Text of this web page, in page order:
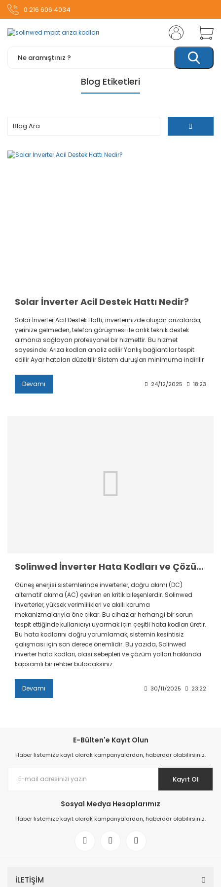
0 216 606 4034
Blog Etiketleri
Solar İnverter Acil Destek Hattı Nedir?
Solar İnverter Acil Destek Hattı; inverterinizde oluşan arızalarda,
yerinize gelmeden, telefon görüşmesi ile anlık teknik destek
almanızı sağlayan profesyonel bir hizmettir. Bu hizmet
sayesinde: Arıza kodları analiz edilir Yanlış bağlantılar tespit
edilir Ayar hataları düzeltilir Sistem duruşları minimuma indirilir
Devamı 24/12/2025 18:23
Solinwed İnverter Hata Kodları ve Çözüm Yolları
Güneş enerjisi sistemlerinde inverterler, doğru akımı (DC)
alternatif akıma (AC) çeviren en kritik bileşenlerdir. Solinwed
inverterler, yüksek verimlilikleri ve akıllı koruma
mekanizmalarıyla öne çıkar. Bu cihazlar herhangi bir sorun
tespit ettiğinde kullanıcıyı uyarmak için çeşitli hata kodları üretir.
Bu hata kodlarını doğru yorumlamak, sistemin kesintisiz
çalışması için son derece önemlidir. Bu yazıda, Solinwed
inverter hata kodları, olası sebepleri ve çözüm yolları hakkında
kapsamlı bir rehber bulacaksınız.
Devamı 30/11/2025 23:22
E-Bülten'e Kayıt Olun
Haber listemize kayıt olarak kampanyalardan, haberdar olabilirsiniz.
Kayıt Ol
Sosyal Medya Hesaplarımız
Haber listemize kayıt olarak kampanyalardan, haberdar olabilirsiniz.
İLETİŞİM